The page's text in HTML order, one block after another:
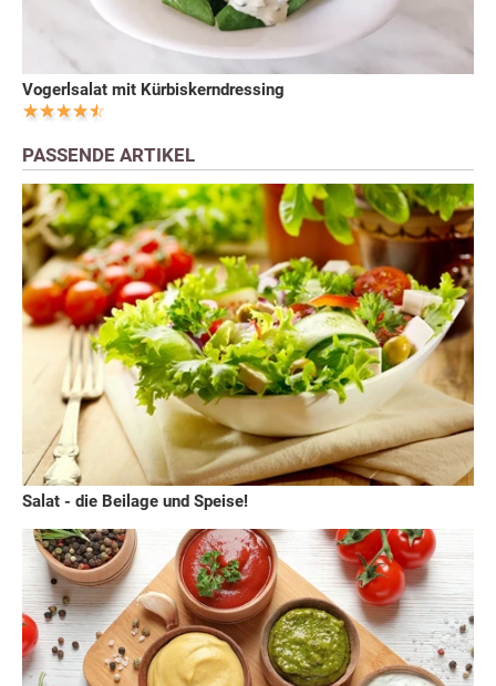
Vogerlsalat mit Kürbiskerndressing
PASSENDE ARTIKEL
Salat - die Beilage und Speise!